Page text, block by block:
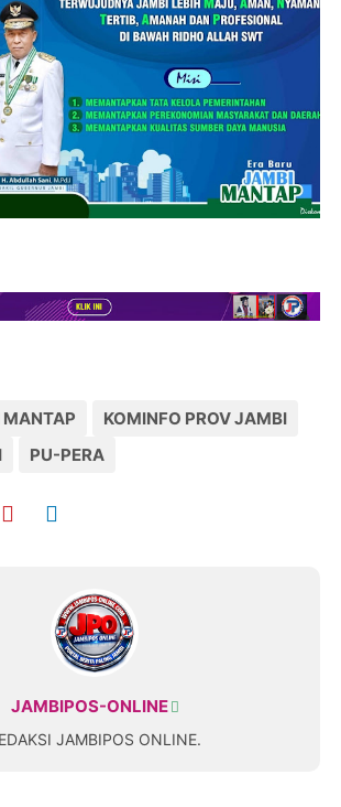
KOMINFO PROV JAMBI
PU-PERA
JAMBIPOS-ONLINE
JAMBIPOS ONLINE.